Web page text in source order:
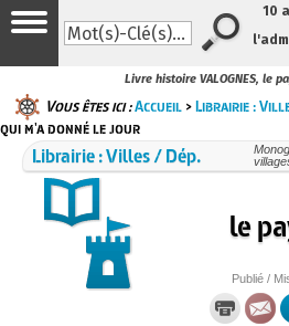
Livre histoire VALOGNES, le
Vous êtes ici :Accueil >Librairie :
qui m'a donné le jour
Librairie : Villes / Dép.
le
Publié /
10